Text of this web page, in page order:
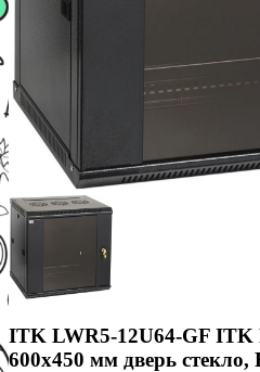
ITK LWR5-12U64-GF
600x450 мм дверь стекло,